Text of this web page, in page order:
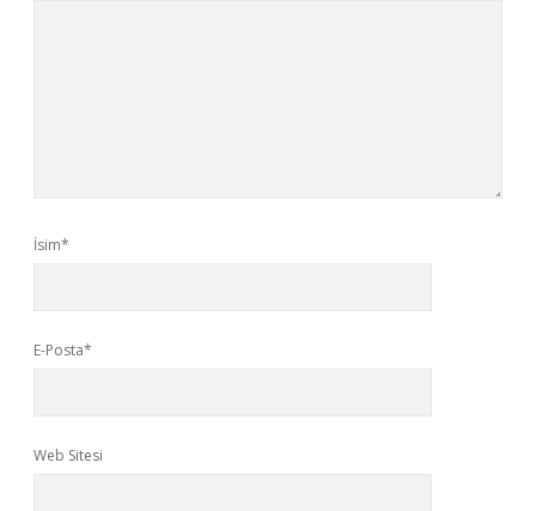
İsim*
E-Posta*
Web Sitesi